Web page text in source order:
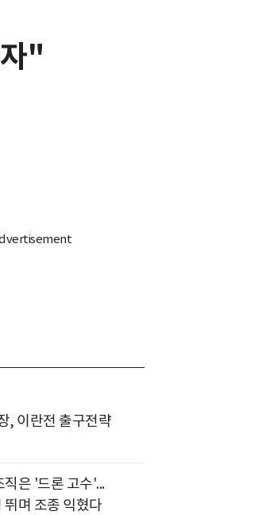
"
, 이란전 출구전략
직은 '드론 고수'...
뛰며 조종 익혔다